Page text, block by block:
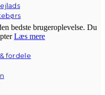
fordele
bedste brugeroplevelse. Du
Læs mere